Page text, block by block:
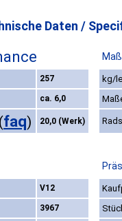
Daten /
257
kg/
ca. 6,0
(faq) 20,0 (Werk)
V12
3967